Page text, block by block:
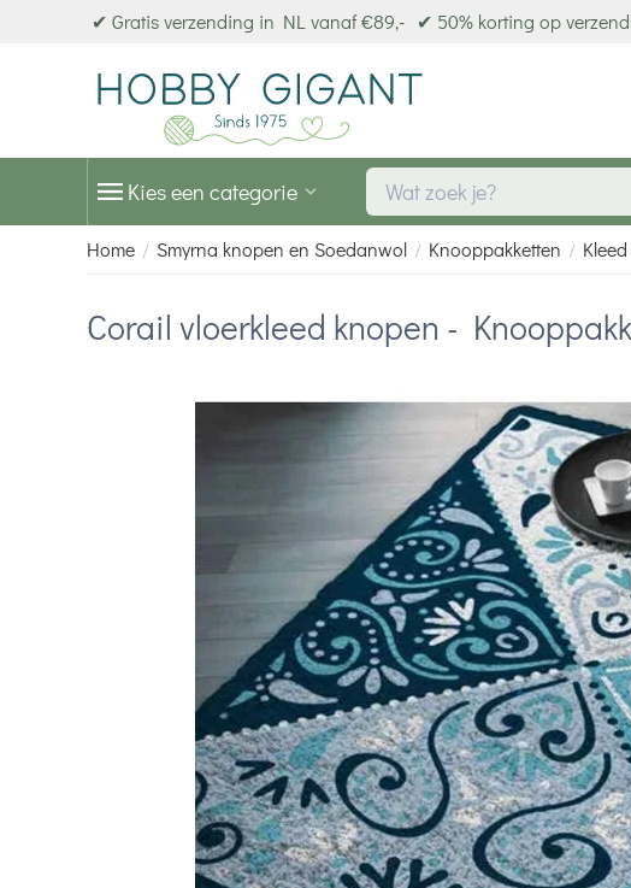
✔ Gratis verzending in NL vanaf €89,- ✔ 50% korting op
Kies een categorie
Home / Smyrna knopen en Soedanwol / Knooppakketten /
Corail vloerkleed knopen -